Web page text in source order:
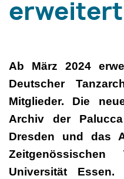
Ab März 2024
Deutscher
Mitglieder. Die
Archiv der
Dresden und das
Universität